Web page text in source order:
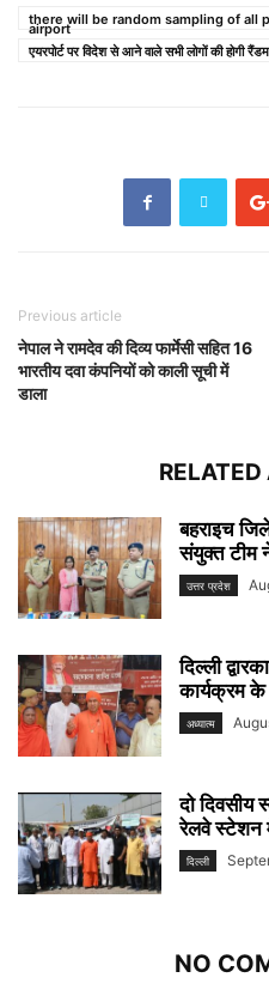
there will be random sampling of all
airport
एयरपोर्ट पर विदेश से आने वाले सभी लोगों की होगी
Previous article
नेपाल ने रामदेव की दिव्य फार्मेसी सहित 16
भारतीय दवा कंपनियों को काली सूची में
डाला
बहराइच
संयुक्त टीम
उत्तर प्रदेश
दिल्ली
कार्यक्रम
अध्यात्म
दो दिवसीय
रेलवे स्टेशन
दिल्ली
NO